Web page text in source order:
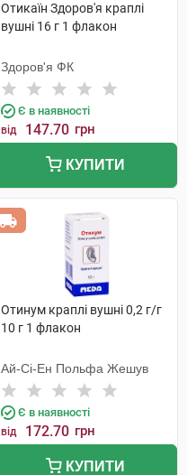
Отикаїн Здоров'я краплі
вушні 16 г 1 флакон
Здоров'я ФК
Є в наявності
від 147.70 грн
КУПИТИ
Отинум краплі вушні 0,2 г/г
10 г 1 флакон
Ай-Сі-Ен Польфа Жешув
Є в наявності
від 172.70 грн
КУПИТИ